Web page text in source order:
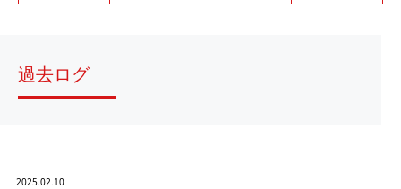
過去ログ
2025.02.10